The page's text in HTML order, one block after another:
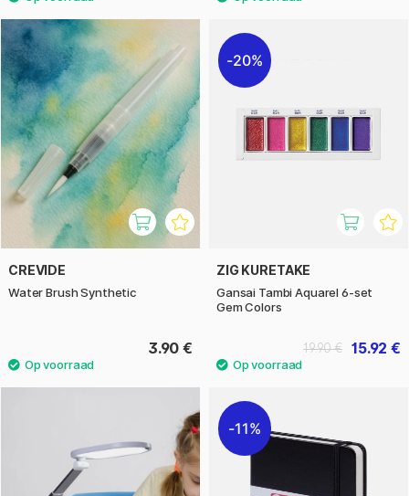
CREVIDE
Water Brush Synthetic
3.90 €
20%
ZIG KURETAKE
Gansai Tambi Aquarel 6-set
Gem Colors
15.92 €
19.90 €
11%